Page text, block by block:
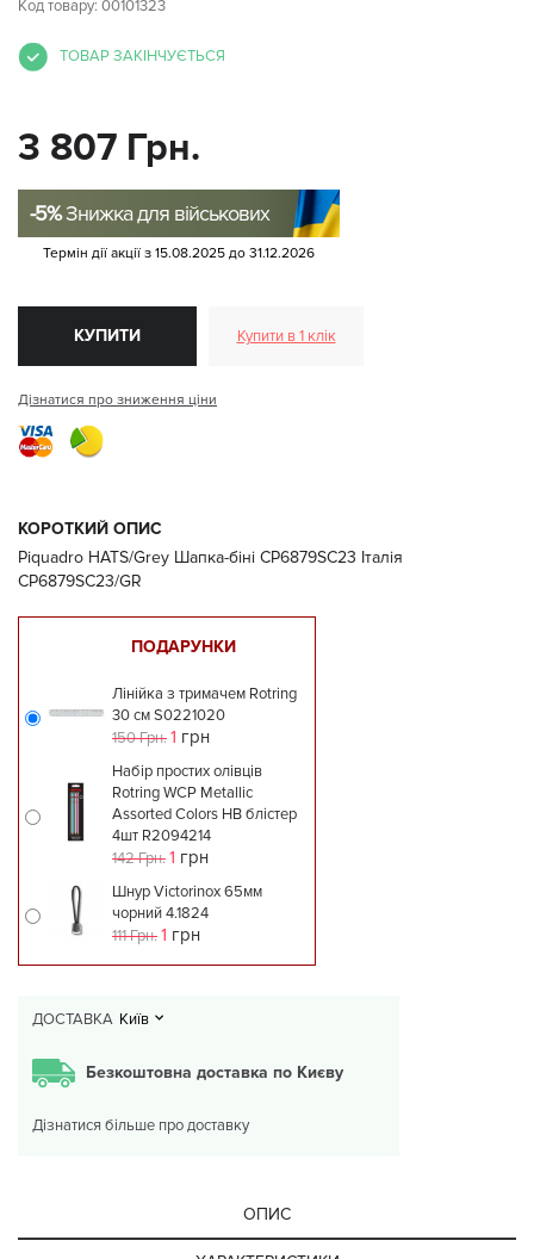
Код товару: 00101323
ТОВАР ЗАКІНЧУЄТЬСЯ
3 807 Грн.
-5%Знижка для військових
Термін дії акції з 15.08.2025 до 31.12.2026
КУПИТИ Купити в 1 клік
Дізнатися про зниження ціни
КОРОТКИЙ ОПИС
Piquadro HATS/Grey Шапка-біні CP6879SC23 Італія
CP6879SC23/GR
ПОДАРУНКИ
Лінійка з тримачем Rotring
30 см S0221020
150 Грн.1 грн
Набір простих олівців
Rotring WCP Metallic
Assorted Colors HB блістер
4шт R2094214
142 Грн.1 грн
Шнур Victorinox 65мм
чорний 4.1824
111 Грн.1 грн
ДОСТАВКА Київ
Безкоштовна доставка по Києву
Дізнатися більше про доставку
ОПИС